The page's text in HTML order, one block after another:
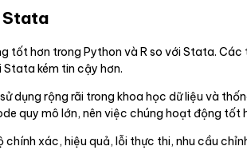
Stata
tốt hơn trong Python và R so với Stata.
kém tin cậy hơn.
dụng rộng rãi trong khoa học dữ liệu và
quy mô lớn, nên việc chúng hoạt động tốt
xác, hiệu quả, lỗi thực thi, nhu cầu